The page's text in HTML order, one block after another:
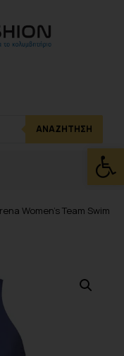
ΑΝΑΖΉΤΗΣΗ
Women’s Team Swim